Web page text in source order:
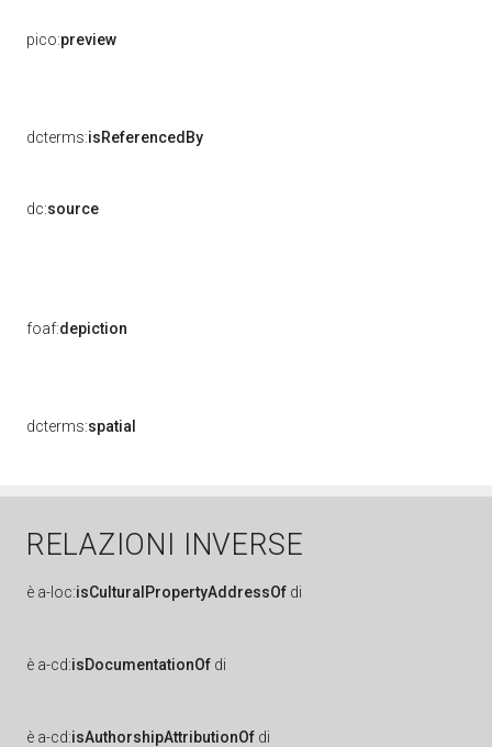
pico:preview
dcterms:isReferencedBy
dc:source
foaf:depiction
dcterms:spatial
RELAZIONI INVERSE
è a-loc:isCulturalPropertyAddressOf di
è a-cd:isDocumentationOf di
è a-cd:isAuthorshipAttributionOf di